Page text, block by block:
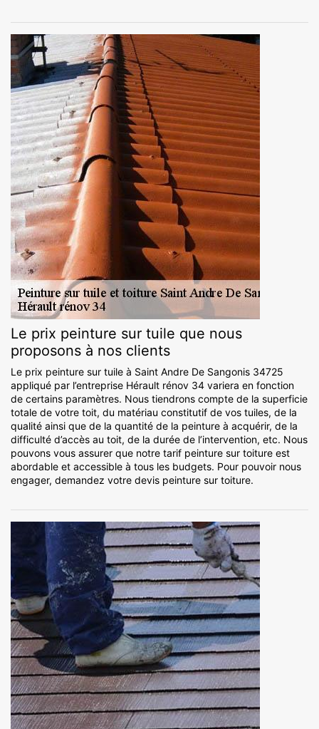
Le prix peinture sur tuile que nous
proposons à nos clients
Le prix peinture sur tuile à Saint Andre De Sangonis 34725
appliqué par l’entreprise Hérault rénov 34 variera en fonction
de certains paramètres. Nous tiendrons compte de la superficie
totale de votre toit, du matériau constitutif de vos tuiles, de la
qualité ainsi que de la quantité de la peinture à acquérir, de la
difficulté d’accès au toit, de la durée de l’intervention, etc. Nous
pouvons vous assurer que notre tarif peinture sur toiture est
abordable et accessible à tous les budgets. Pour pouvoir nous
engager, demandez votre devis peinture sur toiture.